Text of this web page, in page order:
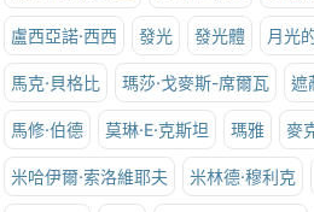
盧西亞諾·西西 發光 發光體 月光
馬克·貝格比 瑪莎·戈麥斯-席爾瓦 遮
馬修·伯德 莫琳·E·克斯坦 瑪雅 麥
米哈伊爾·索洛維耶夫 米林德·穆利克